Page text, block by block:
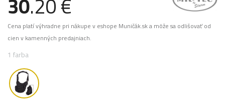
30.20 €
Cena platí výhradne pri nákupe v eshope Muničák.sk a môže sa odlišovať od
cien v kamenných predajniach.
1 farba